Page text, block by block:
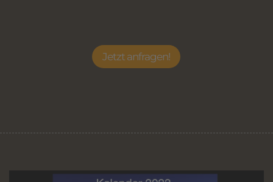
Jetzt anfragen!